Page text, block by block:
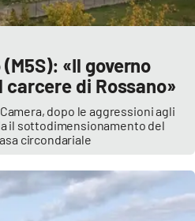
«Il governo
di Rossano»
dopo le aggressioni agli
il sottodimensionamento del
circondariale